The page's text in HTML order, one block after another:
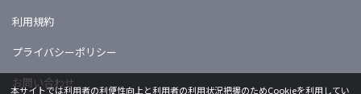
利用規約
プライバシーポリシー
お問い合わせ
本サイトでは利用者の利便性向上と利用者の利用状況把握のためCookieを利用してい